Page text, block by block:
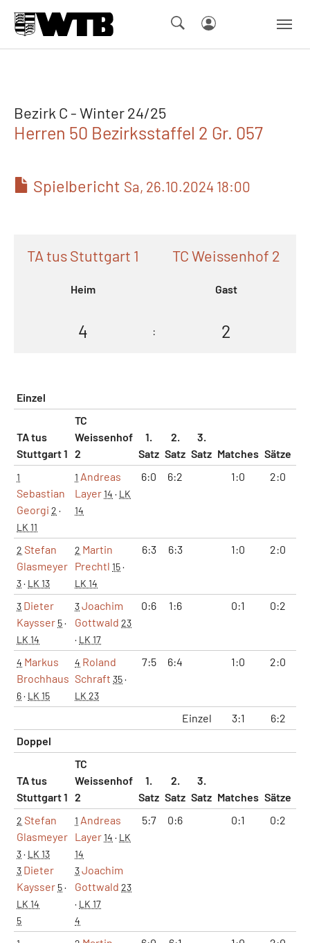
Bezirk C - Winter 24/25
Herren 50 Bezirksstaffel 2 Gr. 057
Spielbericht Sa, 26.10.2024 18:00
TA tus Stuttgart 1
Heim
TC Weissenhof 2
Gast
4 : 2
Einzel
TA tus
Stuttgart 1
TC
Weissenhof
2
1.
Satz
2.
Satz
3.
Satz Matches Sätze
1
Sebastian
Georgi 2 ·
LK 11
1 Andreas
Layer14 · LK
14
6:0 6:2 1:0 2:0
2 Stefan
Glasmeyer
3· LK 13
2 Martin
Prechtl 15·
LK 14
6:3 6:3 1:0 2:0
3 Dieter
Kaysser 5·
LK 14
3Joachim
Gottwald 23
· LK 17
0:6 1:6 0:1 0:2
4 Markus
Brochhaus
6· LK 15
4 Roland
Schraft 35·
LK 23
7:5 6:4 1:0 2:0
Einzel 3:1 6:2
Doppel
TA tus
Stuttgart 1
TC
Weissenhof
2
1.
Satz
2.
Satz
3.
Satz Matches Sätze
2 Stefan
Glasmeyer
3· LK 13
3 Dieter
Kaysser 5·
LK 14
5
1 Andreas
Layer14 · LK
14
3Joachim
Gottwald 23
· LK 17
4
5:7 0:6 0:1 0:2